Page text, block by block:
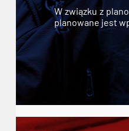
W związku z
planowane jest